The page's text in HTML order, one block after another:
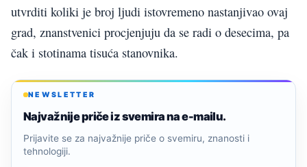
utvrditi koliki je broj ljudi istovremeno nastanjivao ovaj
grad, znanstvenici procjenjuju da se radi o desecima, pa
čak i stotinama tisuća stanovnika.
NEWSLETTER
Najvažnije priče iz svemira na e-mailu.
Prijavite se za najvažnije priče o svemiru, znanosti i
tehnologiji.